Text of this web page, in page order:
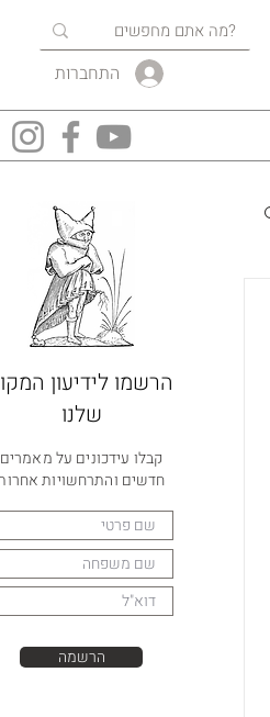
התחברות
הרשמו לידיעון
שלנו
קבלו עידכונים על מאמרים
חדשים והתרחשויות
הרשמה